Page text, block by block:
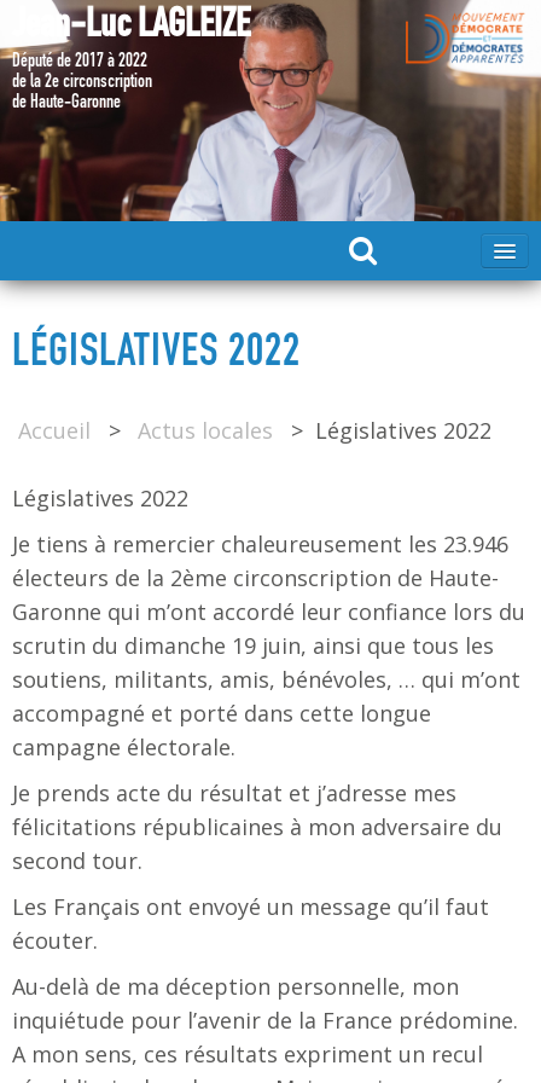
Jean-Luc LAGLEIZE
Député de 2017 à 2022
de la 2e circonscription
de Haute-Garonne
LÉGISLATIVES 2022
Accueil > Actus locales > Législatives 2022
Législatives 2022
Je tiens à remercier chaleureusement les 23.946
électeurs de la 2ème circonscription de Haute-
Garonne qui m’ont accordé leur confiance lors du
scrutin du dimanche 19 juin, ainsi que tous les
soutiens, militants, amis, bénévoles, … qui m’ont
accompagné et porté dans cette longue
campagne électorale.
Je prends acte du résultat et j’adresse mes
félicitations républicaines à mon adversaire du
second tour.
Les Français ont envoyé un message qu’il faut
écouter.
Au-delà de ma déception personnelle, mon
inquiétude pour l’avenir de la France prédomine.
A mon sens, ces résultats expriment un recul